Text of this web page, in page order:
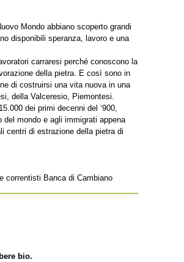
Mondo abbiano scoperto grandi
disponibili speranza, lavoro e una
carraresi perché conoscono la
della pietra. E così sono in
di costruirsi una vita nuova in una
della Valceresio, Piemontesi.
dei primi decenni del ‘900,
del mondo e agli immigrati appena
centri di estrazione della pietra di
correntisti Banca di Cambiano
bio.